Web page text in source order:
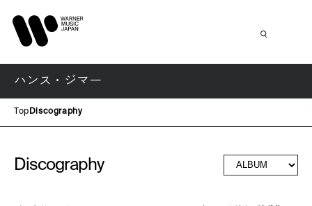
ハンス・ジマー
Top Discography
Discography